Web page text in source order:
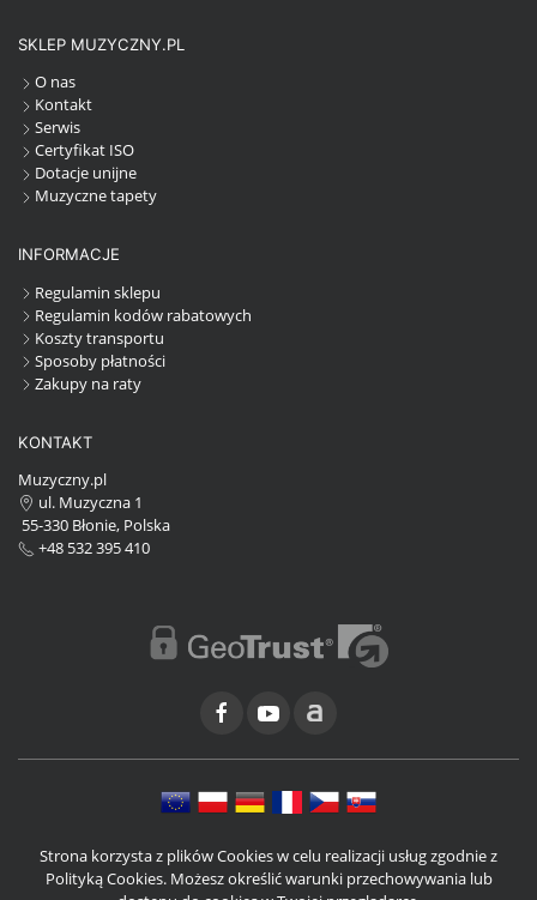
SKLEP MUZYCZNY.PL
O nas
Kontakt
Serwis
Certyfikat ISO
Dotacje unijne
Muzyczne tapety
INFORMACJE
Regulamin sklepu
Regulamin kodów rabatowych
Koszty transportu
Sposoby płatności
Zakupy na raty
KONTAKT
Muzyczny.pl
ul. Muzyczna 1
55-330 Błonie, Polska
+48 532 395 410
Strona korzysta z plików Cookies w celu realizacji usług zgodnie z
Polityką Cookies. Możesz określić warunki przechowywania lub